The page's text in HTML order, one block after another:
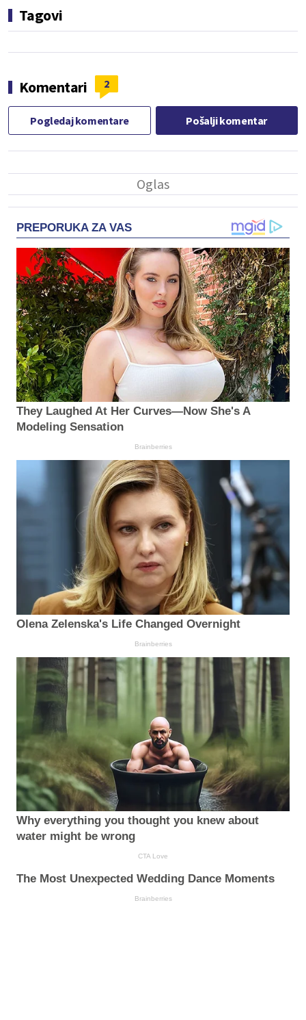
Tagovi
Komentari 2
Pogledaj komentare Pošalji komentar
PREPORUKA ZA VAS
They Laughed At Her Curves—Now She's A
Modeling Sensation
Brainberries
Olena Zelenska's Life Changed Overnight
Brainberries
Why everything you thought you knew about
water might be wrong
CTA Love
The Most Unexpected Wedding Dance Moments
Brainberries